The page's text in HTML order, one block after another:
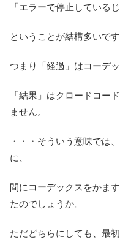
「エラーで停止している
ということが結構多いです
つまり「経過」はコーデ
「結果」はクロードコー
ません。
・・・そういう意味では
に、
間にコーデックスをかま
たのでしょうか。
ただどちらにしても、最